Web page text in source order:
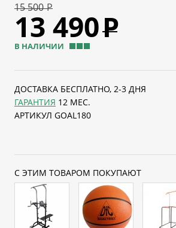
15 500 Р
13 490Р
В НАЛИЧИИ
ДОСТАВКА БЕСПЛАТНО, 2-3 ДНЯ
ГАРАНТИЯ 12 МЕС.
АРТИКУЛ GOAL180
С ЭТИМ ТОВАРОМ ПОКУПАЮТ